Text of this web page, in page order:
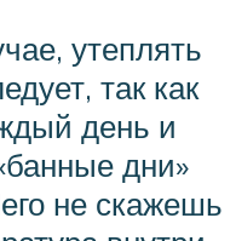
утеплять
так как
день и
дни»
не скажешь